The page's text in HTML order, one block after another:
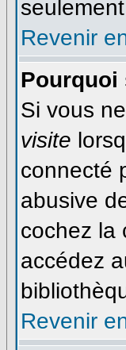
Revenir
Pourquoi
Si vous
visite
connecté
abusive
cochez la
accédez
Revenir